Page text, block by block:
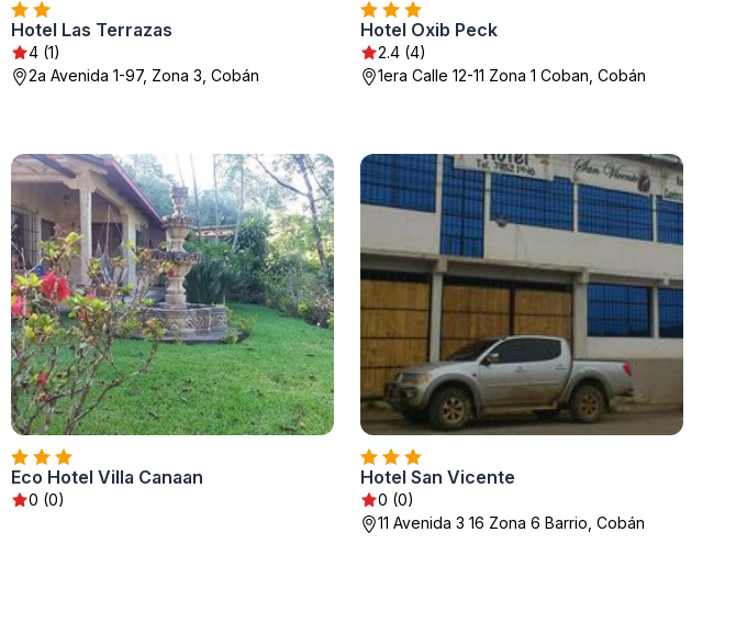
Hotel Las Terrazas
4 (1)
2a Avenida 1-97, Zona 3, Cobán
Hotel Oxib Peck
2.4 (4)
1era Calle 12-11 Zona 1 Coban, Cobán
Eco Hotel Villa Canaan
0 (0)
Hotel San Vicente
0 (0)
11 Avenida 3 16 Zona 6 Barrio, Cobán